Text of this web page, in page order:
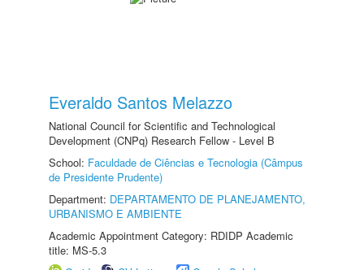
Everaldo Santos Melazzo
National Council for Scientific and Technological
Development (CNPq) Research Fellow - Level B
School: Faculdade de Ciências e Tecnologia (Câmpus
de Presidente Prudente)
Department: DEPARTAMENTO DE PLANEJAMENTO,
URBANISMO E AMBIENTE
Academic Appointment Category: RDIDP Academic
title: MS-5.3